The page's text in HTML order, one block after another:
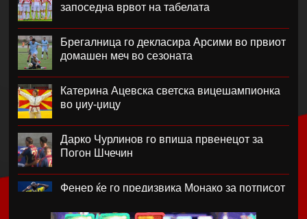
запоседна врвот на табелата
Брегалница го декласира Арсими во првиот
домашен меч во сезоната
Катерина Ацевска светска вицешампионка
во џиу-џицу
Дарко Чурлинов го впиша првенецот за
Погон Шчечин
Фенер ќе го предизвика Монако за потписот